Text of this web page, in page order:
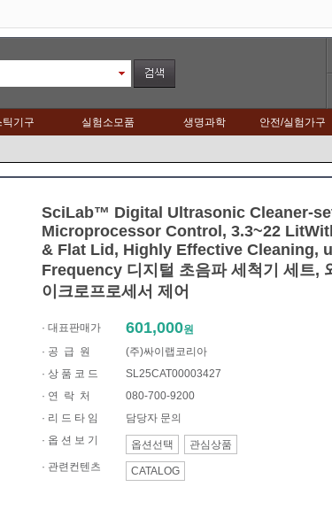
기구 실험소모품 생명과학 안전/실험가구
SciLab™ Digital Ultrasonic Cleaner-
Microprocessor Control, 3.3~22
& Flat Lid, Highly Effective Cleaning,
Frequency 디지털 초음파 세척기 세트,
이크로프로세서 제어
· 대표판매가 601,000원
· 공 급 원
(주)싸이랩코리아
· 상 품 코 드
SL25CAT00003427
· 연 락 처
080-700-9200
· 리 드 타 임
담당자 문의
· 옵 션 보 기
옵션선택
관심상품
· 관련컨텐츠 CATALOG